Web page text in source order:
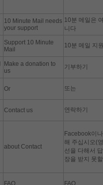
10 Minute Mail needs
your support
10분 메일은
니다
Support 10 Minute
Mail
10분 메일 지
Make a donation to
us
기부하기
Or 또는
Contact us 연락하기
about Contact
Facebook이
해 주십시오(
선을 다해서
장을 받지 못
FAQ FAQ